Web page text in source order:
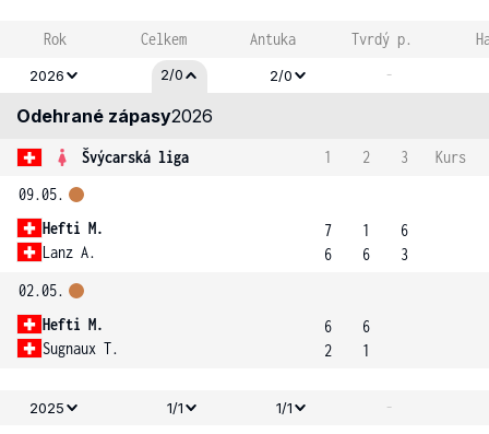
Rok Celkem Antuka Tvrdý p.
2026 2/0 2/0 -
Odehrané zápasy2026
Švýcarská liga 1 2 3
Kurs
09.05.
Hefti M.
Lanz A.
7
6
1
6
6
3
02.05.
Hefti M.
Sugnaux T.
6
2
6
1
2025 1/1 1/1 -